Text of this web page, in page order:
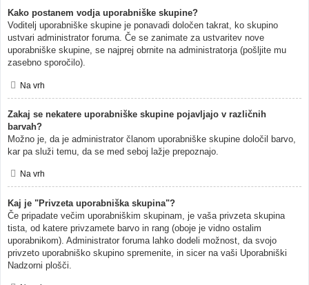
Kako postanem vodja uporabniške skupine?
Voditelj uporabniške skupine je ponavadi določen takrat, ko skupino
ustvari administrator foruma. Če se zanimate za ustvaritev nove
uporabniške skupine, se najprej obrnite na administratorja (pošljite mu
zasebno sporočilo).
Na vrh
Zakaj se nekatere uporabniške skupine pojavljajo v različnih
barvah?
Možno je, da je administrator članom uporabniške skupine določil barvo,
kar pa služi temu, da se med seboj lažje prepoznajo.
Na vrh
Kaj je "Privzeta uporabniška skupina"?
Če pripadate večim uporabniškim skupinam, je vaša privzeta skupina
tista, od katere privzamete barvo in rang (oboje je vidno ostalim
uporabnikom). Administrator foruma lahko dodeli možnost, da svojo
privzeto uporabniško skupino spremenite, in sicer na vaši Uporabniški
Nadzorni plošči.